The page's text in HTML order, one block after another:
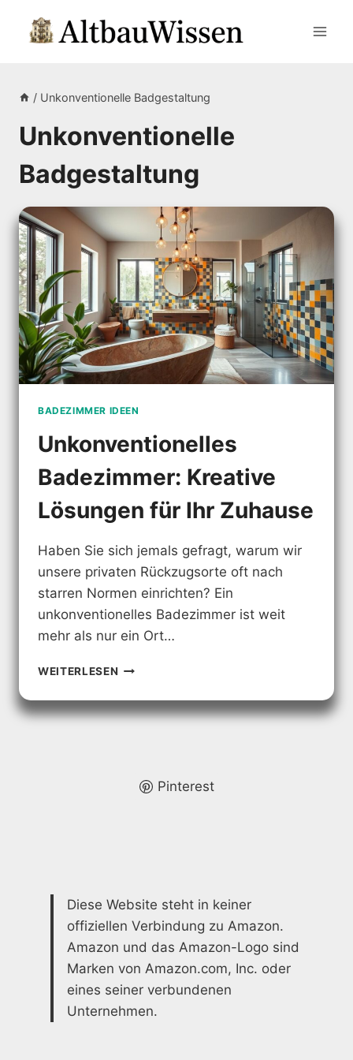
Inhalt
/ Unkonventionelle Badgestaltung
Unkonventionelle
Badgestaltung
BADEZIMMER IDEEN
Unkonventionelles
Badezimmer: Kreative
Lösungen für Ihr Zuhause
Haben Sie sich jemals gefragt, warum wir
unsere privaten Rückzugsorte oft nach
starren Normen einrichten? Ein
unkonventionelles Badezimmer ist weit
mehr als nur ein Ort…
WEITERLESEN UNKONVENTIONELLES
KREATIVE
LÖSUNGEN
Pinterest
Diese Website steht in keiner
offiziellen Verbindung zu Amazon.
Amazon und das Amazon-Logo sind
Marken von Amazon.com, Inc. oder
eines seiner verbundenen
Unternehmen.